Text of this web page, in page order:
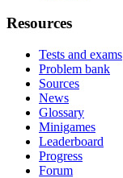
Resources
Tests and exams
Problem bank
Sources
News
Glossary
Minigames
Leaderboard
Progress
Forum